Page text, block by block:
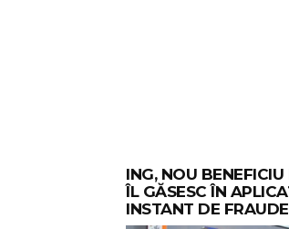
ING, NOU
ÎL GĂSESC ÎN
INSTANT DE FRAUDE